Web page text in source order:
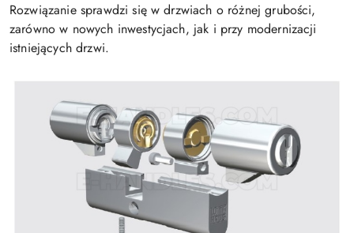
Rozwiązanie sprawdzi się w drzwiach o różnej grubości,
zarówno w nowych inwestycjach, jak i przy modernizacji
istniejących drzwi.